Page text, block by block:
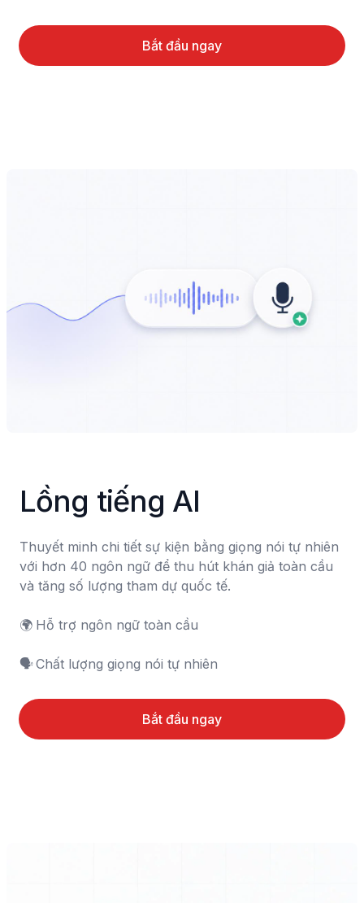
Bắt đầu ngay
Lồng tiếng AI
Thuyết minh chi tiết sự kiện bằng giọng nói tự nhiên
với hơn 40 ngôn ngữ để thu hút khán giả toàn cầu
và tăng số lượng tham dự quốc tế.
🌍	Hỗ trợ ngôn ngữ toàn cầu
🗣️	Chất lượng giọng nói tự nhiên
Bắt đầu ngay